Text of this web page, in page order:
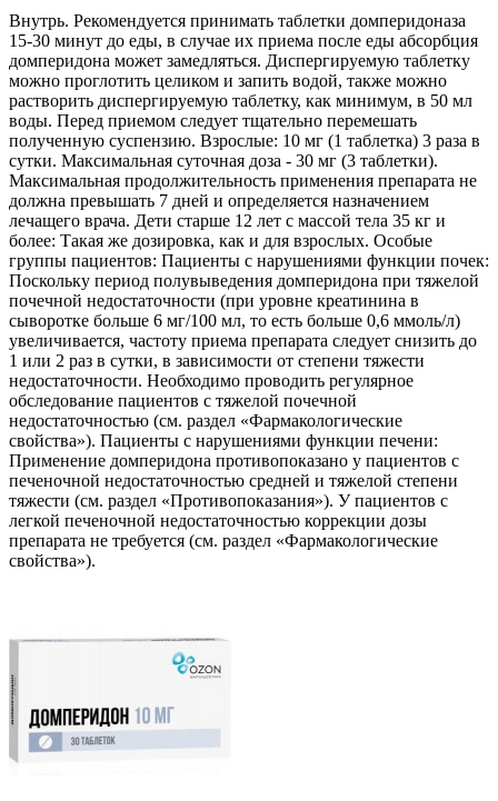
Внутрь. Рекомендуется принимать таблетки домперидоназа
15-30 минут до еды, в случае их приема после еды абсорбция
домперидона может замедляться. Диспергируемую таблетку
можно проглотить целиком и запить водой, также можно
растворить диспергируемую таблетку, как минимум, в 50 мл
воды. Перед приемом следует тщательно перемешать
полученную суспензию. Взрослые: 10 мг (1 таблетка) 3 раза в
сутки. Максимальная суточная доза - 30 мг (3 таблетки).
Максимальная продолжительность применения препарата не
должна превышать 7 дней и определяется назначением
лечащего врача. Дети старше 12 лет с массой тела 35 кг и
более: Такая же дозировка, как и для взрослых. Особые
группы пациентов: Пациенты с нарушениями функции почек:
Поскольку период полувыведения домперидона при тяжелой
почечной недостаточности (при уровне креатинина в
сыворотке больше 6 мг/100 мл, то есть больше 0,6 ммоль/л)
увеличивается, частоту приема препарата следует снизить до
1 или 2 раз в сутки, в зависимости от степени тяжести
недостаточности. Необходимо проводить регулярное
обследование пациентов с тяжелой почечной
недостаточностью (см. раздел «Фармакологические
свойства»). Пациенты с нарушениями функции печени:
Применение домперидона противопоказано у пациентов с
печеночной недостаточностью средней и тяжелой степени
тяжести (см. раздел «Противопоказания»). У пациентов с
легкой печеночной недостаточностью коррекции дозы
препарата не требуется (см. раздел «Фармакологические
свойства»).